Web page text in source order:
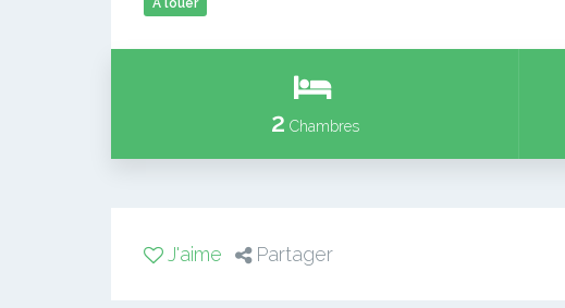
A louer
2 Chambres
J'aime Partager